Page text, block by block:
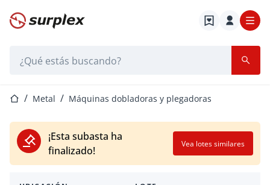
Página de inicio
Página de inicio
Metal Máquinas dobladoras y plegadoras
¡Esta subasta ha
finalizado!
Vea lotes similares